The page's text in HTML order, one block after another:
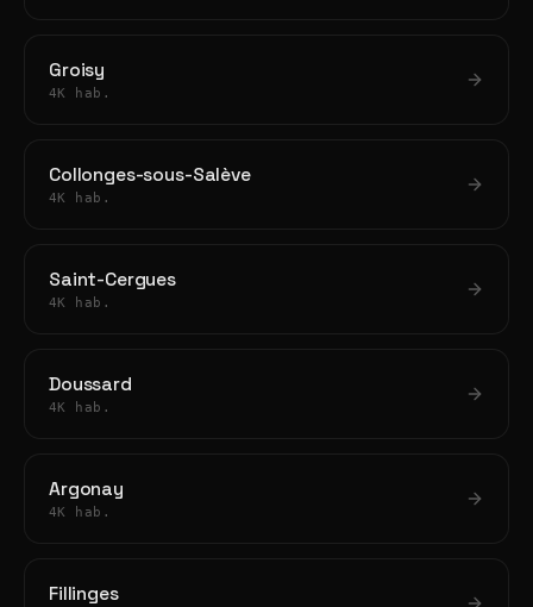
Groisy
4K hab.
Collonges-sous-Salève
4K hab.
Saint-Cergues
4K hab.
Doussard
4K hab.
Argonay
4K hab.
Fillinges